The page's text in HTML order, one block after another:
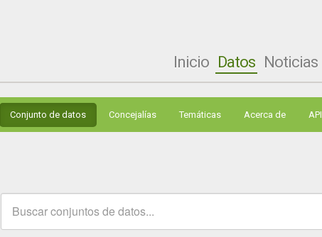
Inicio Datos Noticias
Conjunto de datos Concejalías Temáticas Acerca de API